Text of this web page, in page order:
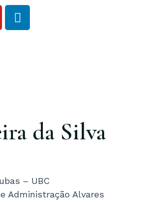
L
i
da Silva
– UBC
Administração Alvares